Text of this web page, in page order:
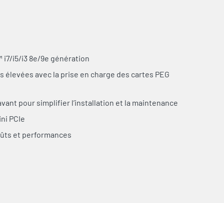
i7/i5/i3 8e/9e génération
élevées avec la prise en charge des cartes PEG
pour simplifier l’installation et la maintenance
PCIe
et performances